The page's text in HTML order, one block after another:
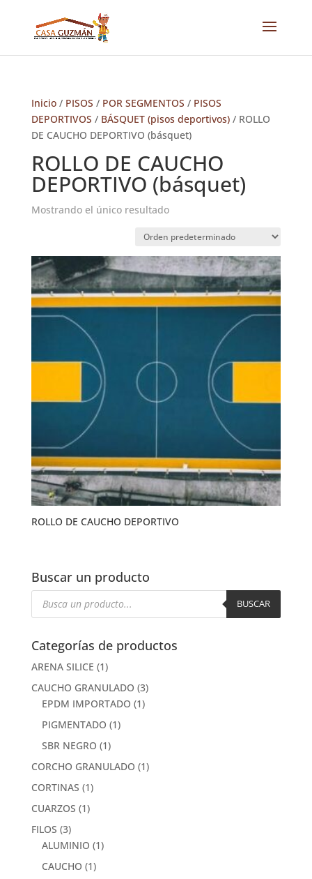
Inicio/ PISOS / POR SEGMENTOS / PISOS
DEPORTIVOS / BÁSQUET (pisos deportivos)/ ROLLO
DE CAUCHO DEPORTIVO (básquet)
ROLLO DE CAUCHO
DEPORTIVO (básquet)
Mostrando el único resultado
ROLLO DE CAUCHO DEPORTIVO
Buscar un producto
Búsqueda
BUSCAR
Categorías de productos
ARENA SILICE (1)
CAUCHO GRANULADO (3)
EPDM IMPORTADO (1)
PIGMENTADO (1)
SBR NEGRO (1)
CORCHO GRANULADO (1)
CORTINAS (1)
CUARZOS (1)
FILOS (3)
ALUMINIO (1)
CAUCHO (1)